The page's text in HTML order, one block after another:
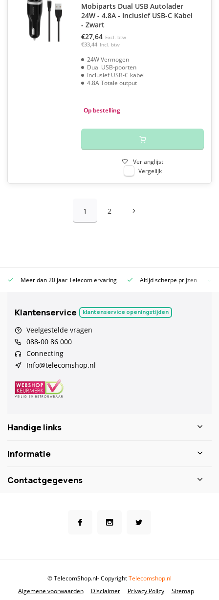
Mobiparts Dual USB Autolader
24W - 4.8A - Inclusief USB-C Kabel
- Zwart
€27,64 Excl. btw
€33,44 Incl. btw
24W Vermogen
Dual USB-poorten
Inclusief USB-C kabel
4.8A Totale output
Op bestelling
Verlanglijst
Vergelijk
1 2
Meer dan 20 jaar Telecom ervaring Altijd scherpe prijzen
Klantenservice klantenservice openingstijden
Veelgestelde vragen
088-00 86 000
Connecting
Info@telecomshop.nl
Handige links
Informatie
Contactgegevens
Algemene voorwaarden Disclaimer Privacy Policy Sitemap
© TelecomShop.nl- CopyrightTelecomshop.nl